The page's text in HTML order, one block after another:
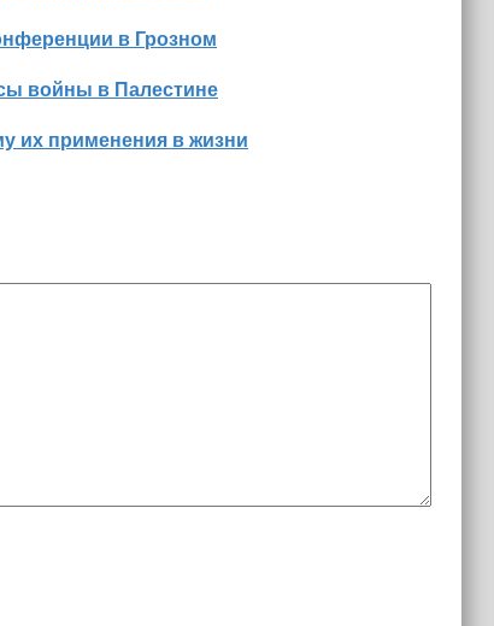
в Грозном
войны в Палестине
их применения в жизни